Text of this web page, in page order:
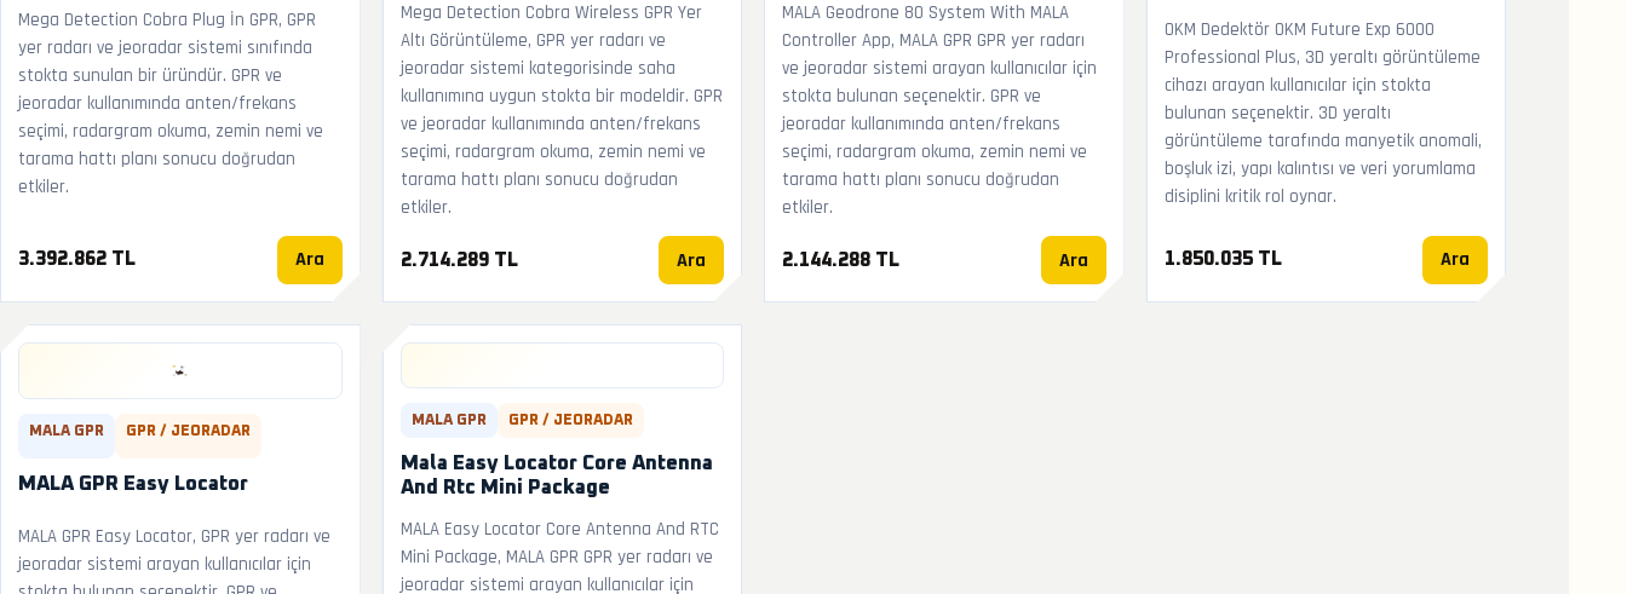
Mega Detection Cobra Plug İn GPR, GPR
yer radarı ve jeoradar sistemi sınıfında
stokta sunulan bir üründür. GPR ve
jeoradar kullanımında anten/frekans
seçimi, radargram okuma, zemin nemi ve
tarama hattı planı sonucu doğrudan
etkiler.
3.392.862 TL Ara
Mega Detection Cobra Wireless GPR Yer
Altı Görüntüleme, GPR yer radarı ve
jeoradar sistemi kategorisinde saha
kullanımına uygun stokta bir modeldir. GPR
ve jeoradar kullanımında anten/frekans
seçimi, radargram okuma, zemin nemi ve
tarama hattı planı sonucu doğrudan
etkiler.
2.714.289 TL Ara
MALA Geodrone 80 System With MALA
Controller App, MALA GPR GPR yer radarı
ve jeoradar sistemi arayan kullanıcılar için
stokta bulunan seçenektir. GPR ve
jeoradar kullanımında anten/frekans
seçimi, radargram okuma, zemin nemi ve
tarama hattı planı sonucu doğrudan
etkiler.
2.144.288 TL Ara
OKM Dedektör OKM Future Exp 6000
Professional Plus, 3D yeraltı görüntüleme
cihazı arayan kullanıcılar için stokta
bulunan seçenektir. 3D yeraltı
görüntüleme tarafında manyetik anomali,
boşluk izi, yapı kalıntısı ve veri yorumlama
disiplini kritik rol oynar.
1.850.035 TL Ara
MALA GPR GPR / JEORADAR
MALA GPR Easy Locator
MALA GPR Easy Locator, GPR yer radarı ve
jeoradar sistemi arayan kullanıcılar için
MALA GPR GPR / JEORADAR
Mala Easy Locator Core Antenna
And Rtc Mini Package
MALA Easy Locator Core Antenna And RTC
Mini Package, MALA GPR GPR yer radarı ve
jeoradar sistemi arayan kullanıcılar için